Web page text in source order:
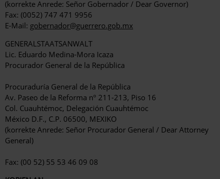
(korrekte Anrede: Señor Gobernador / Dear Governor)
Fax: (0052) 747 471 9956
E-Mail: gobernador@guerrero.gob.mx
GENERALSTAATSANWALT
Lic. Eduardo Medina-Mora Icaza
Procurador General de la República
Procuraduría General de la República
Av. Paseo de la Reforma nº 211-213, Piso 16
Col. Cuauhtémoc, Delegación Cuauhtémoc
México D.F., C.P. 06500, MEXIKO
(korrekte Anrede: Señor Procurador General / Dear Attorney
General)
Fax: (00 52) 55 53 46 09 08